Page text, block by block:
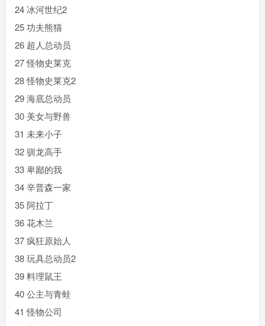
24 冰河世纪2
25 功夫熊猫
26 超人总动员
27 怪物史莱克
28 怪物史莱克2
29 海底总动员
30 美女与野兽
31 未来小子
32 驯龙高手
33 卑鄙的我
34 辛普森一家
35 阿拉丁
36 花木兰
37 疯狂原始人
38 玩具总动员2
39 料理鼠王
40 公主与青蛙
41 怪物公司